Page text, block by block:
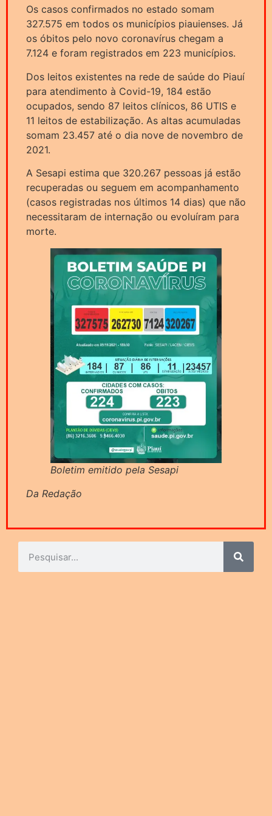
Os casos confirmados no estado somam
327.575 em todos os municípios piauienses. Já
os óbitos pelo novo coronavírus chegam a
7.124 e foram registrados em 223 municípios.
Dos leitos existentes na rede de saúde do Piauí
para atendimento à Covid-19, 184 estão
ocupados, sendo 87 leitos clínicos, 86 UTIS e
11 leitos de estabilização. As altas acumuladas
somam 23.457 até o dia nove de novembro de
2021.
A Sesapi estima que 320.267 pessoas já estão
recuperadas ou seguem em acompanhamento
(casos registradas nos últimos 14 dias) que não
necessitaram de internação ou evoluíram para
morte.
Boletim emitido pela Sesapi
Da Redação